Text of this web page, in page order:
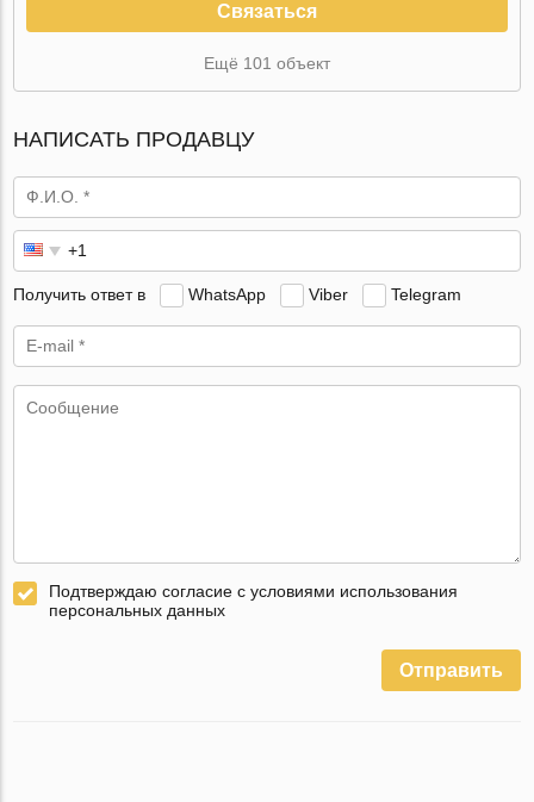
Связаться
Ещё 101 объект
НАПИСАТЬ ПРОДАВЦУ
Получить ответ в WhatsApp Viber Telegram
Подтверждаю согласие с условиями использования
персональных данных
Отправить